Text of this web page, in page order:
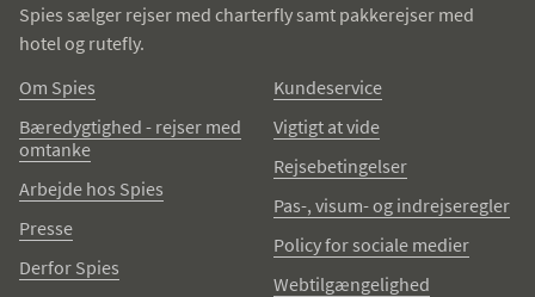
Spies sælger rejser med charterfly samt pakkerejser med
hotel og rutefly.
Om Spies
Bæredygtighed - rejser med
omtanke
Arbejde hos Spies
Presse
Derfor Spies
Kundeservice
Vigtigt at vide
Rejsebetingelser
Pas-, visum- og indrejseregler
Policy for sociale medier
Webtilgængelighed